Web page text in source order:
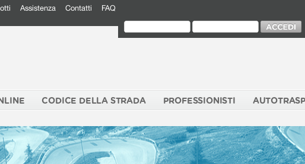
Assistenza Contatti FAQ
CODICE DELLA STRADA PROFESSIONISTI